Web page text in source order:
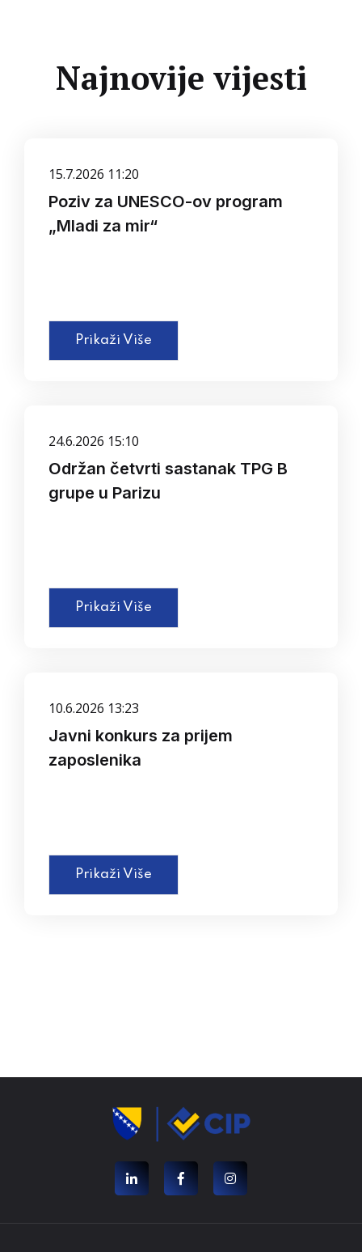
Najnovije vijesti
15.7.2026 11:20
Poziv za UNESCO-ov program
„Mladi za mir“
Prikaži Više
24.6.2026 15:10
Održan četvrti sastanak TPG B
grupe u Parizu
Prikaži Više
10.6.2026 13:23
Javni konkurs za prijem
zaposlenika
Prikaži Više